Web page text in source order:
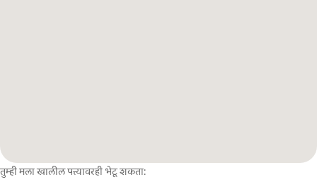
तुम्ही मला खालील पत्त्यावरही भेटू शकता: